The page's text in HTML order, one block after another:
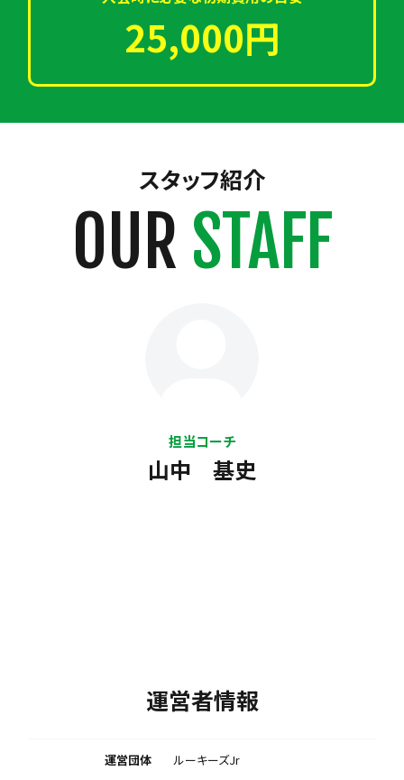
25,000円
スタッフ紹介
OUR STAFF
担当コーチ
山中 基史
運営者情報
運営団体 ルーキーズJr